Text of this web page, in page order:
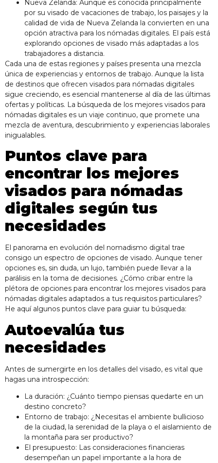
Nueva Zelanda: Aunque es conocida principalmente
por su visado de vacaciones de trabajo, los paisajes y la
calidad de vida de Nueva Zelanda la convierten en una
opción atractiva para los nómadas digitales. El país está
explorando opciones de visado más adaptadas a los
trabajadores a distancia.
Cada una de estas regiones y países presenta una mezcla
única de experiencias y entornos de trabajo. Aunque la lista
de destinos que ofrecen visados para nómadas digitales
sigue creciendo, es esencial mantenerse al día de las últimas
ofertas y políticas. La búsqueda de los mejores visados para
nómadas digitales es un viaje continuo, que promete una
mezcla de aventura, descubrimiento y experiencias laborales
inigualables.
Puntos clave para
encontrar los mejores
visados para nómadas
digitales según tus
necesidades
El panorama en evolución del nomadismo digital trae
consigo un espectro de opciones de visado. Aunque tener
opciones es, sin duda, un lujo, también puede llevar a la
parálisis en la toma de decisiones. ¿Cómo cribar entre la
plétora de opciones para encontrar los mejores visados para
nómadas digitales adaptados a tus requisitos particulares?
He aquí algunos puntos clave para guiar tu búsqueda:
Autoevalúa tus
necesidades
Antes de sumergirte en los detalles del visado, es vital que
hagas una introspección:
La duración: ¿Cuánto tiempo piensas quedarte en un
destino concreto?
Entorno de trabajo: ¿Necesitas el ambiente bullicioso
de la ciudad, la serenidad de la playa o el aislamiento de
la montaña para ser productivo?
El presupuesto: Las consideraciones financieras
desempeñan un papel importante a la hora de